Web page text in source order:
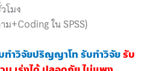
โมง
+Coding ใน SPSS)
ทำวิจัยปริญญาโท รับทำวิจัยรับ